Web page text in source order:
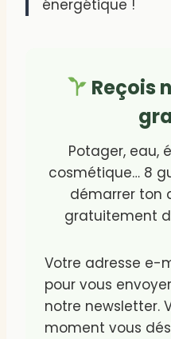
énergétique !
Reçois
Potager, eau,
cosmétique… 8
démarrer ton
gratuitement
Votre adresse e-
pour vous
notre newsletter.
moment vous